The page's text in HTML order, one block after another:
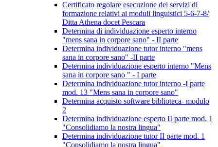
Certificato regolare esecuzione dei servizi di
formazione relativi ai moduli linguistici 5-6-7-8/
Ditta Athena docet Pescara
Determina di individuazione esperto interno
"mens sana in corpore sano" - II parte
Determina individuazione tutor interno "mens
sana in corpore sano" -II parte
Determina individuazione esperto interno "Mens
sana in corpore sano " - I parte
Determina individuazione tutor interno -I parte
mod. 13 "Mens sana in corpore sano"
Determina acquisto software biblioteca- modulo
2
Determina individuazione esperto II parte mod. 1
"Consolidiamo la nostra lingua"
Determina individuazione tutor II parte mod. 1
"Consolidiamo la nostra lingua"